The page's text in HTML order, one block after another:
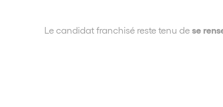
Le candidat franchisé reste tenu dese